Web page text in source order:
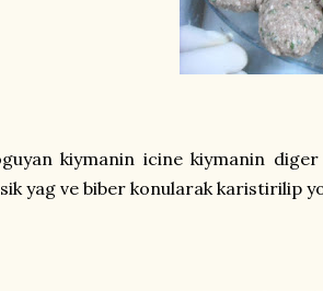
kiymanin icine kiymanin
yag ve biber konularak karistirilip